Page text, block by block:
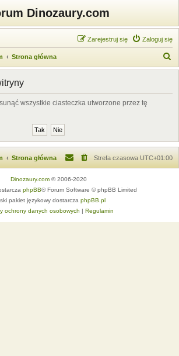
Dinozaury.com
Zaloguj się
Zarejestruj się
Strona główna
z
wszystkie ciasteczka utworzone przez tę
Strona główna Strefa czasowa UTC+01:00
Dinozaury.com© 2006-2020
phpBB® Forum Software © phpBB Limited
pakiet językowy dostarcza phpBB.pl
ochrony danych osobowych | Regulamin